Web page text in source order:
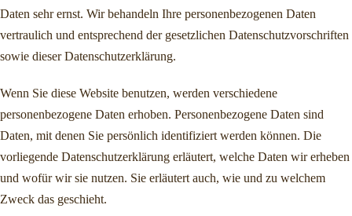
Daten sehr ernst. Wir behandeln Ihre personenbezogenen Daten
vertraulich und entsprechend der gesetzlichen Datenschutzvorschriften
sowie dieser Datenschutzerklärung.
Wenn Sie diese Website benutzen, werden verschiedene
personenbezogene Daten erhoben. Personenbezogene Daten sind
Daten, mit denen Sie persönlich identifiziert werden können. Die
vorliegende Datenschutzerklärung erläutert, welche Daten wir erheben
und wofür wir sie nutzen. Sie erläutert auch, wie und zu welchem
Zweck das geschieht.